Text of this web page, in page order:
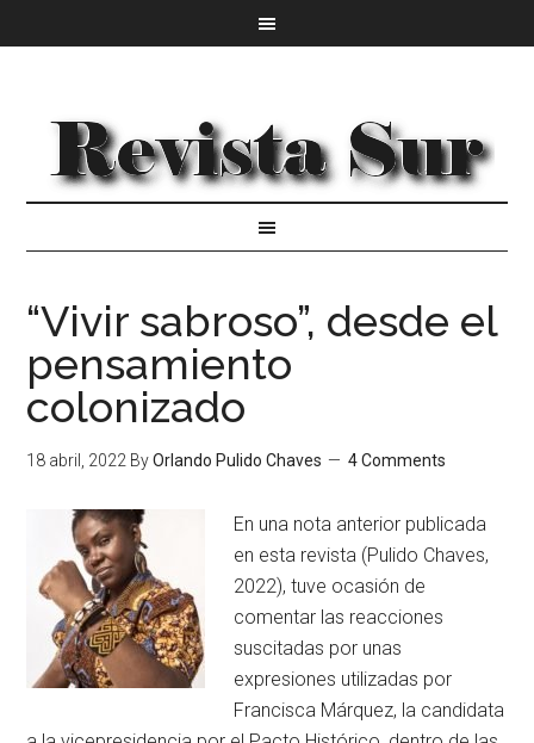
“Vivir sabroso”, desde el
pensamiento
colonizado
18 abril, 2022 ByOrlando Pulido Chaves 4 Comments
En una nota anterior publicada
en esta revista (Pulido Chaves,
2022), tuve ocasión de
comentar las reacciones
suscitadas por unas
expresiones utilizadas por
Francisca Márquez, la candidata